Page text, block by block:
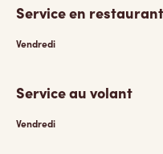
Service en restaurant
Vendredi
Service au volant
Vendredi